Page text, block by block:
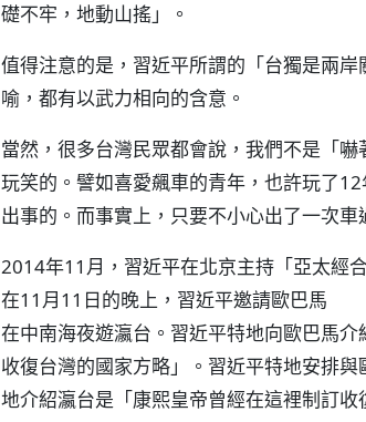
礎不牢，地動山搖」。
值得注意的是，習近平所謂的「台獨是兩
喻，都有以武力相向的含意。
當然，很多台灣民眾都會說，我們不是「
玩笑的。譬如喜愛飆車的青年，也許玩了
出事的。而事實上，只要不小心出了一次車
2014年11月，習近平在北京主持「亞太經
在11月11日的晚上，習近平邀請歐巴馬
在中南海夜遊瀛台。習近平特地向歐巴馬
收復台灣的國家方略」。習近平特地安排
地介紹瀛台是「康熙皇帝曾經在這裡制訂